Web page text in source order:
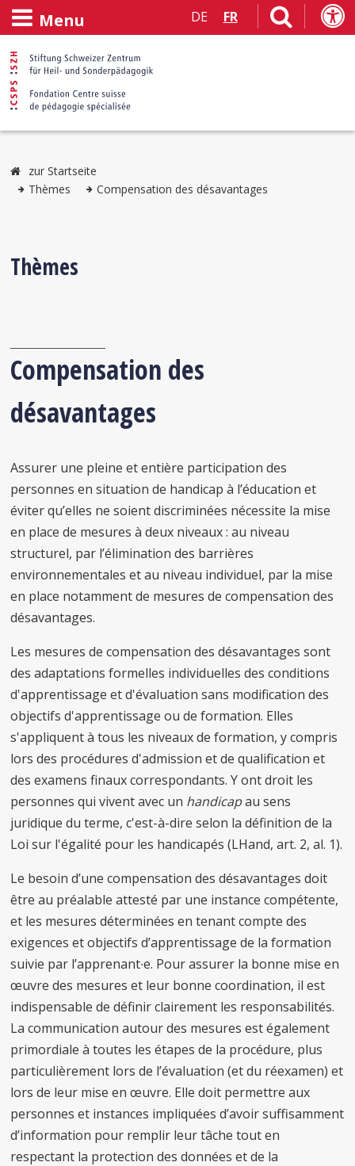
Menu DE FR
zur Startseite
Thèmes
Compensation des désavantages
Thèmes
Compensation des
désavantages
Assurer une pleine et entière participation des
personnes en situation de handicap à l’éducation et
éviter qu’elles ne soient discriminées nécessite la mise
en place de mesures à deux niveaux : au niveau
structurel, par l’élimination des barrières
environnementales et au niveau individuel, par la mise
en place notamment de mesures de compensation des
désavantages.
Les mesures de compensation des désavantages sont
des adaptations formelles individuelles des conditions
d'apprentissage et d'évaluation sans modification des
objectifs d'apprentissage ou de formation. Elles
s'appliquent à tous les niveaux de formation, y compris
lors des procédures d'admission et de qualification et
des examens finaux correspondants. Y ont droit les
personnes qui vivent avec un handicapau sens
juridique du terme, c'est-à-dire selon la définition de la
Loi sur l'égalité pour les handicapés (LHand, art. 2, al. 1).
Le besoin d’une compensation des désavantages doit
être au préalable attesté par une instance compétente,
et les mesures déterminées en tenant compte des
exigences et objectifs d’apprentissage de la formation
suivie par l’apprenant∙e. Pour assurer la bonne mise en
œuvre des mesures et leur bonne coordination, il est
indispensable de définir clairement les responsabilités.
La communication autour des mesures est également
primordiale à toutes les étapes de la procédure, plus
particulièrement lors de l’évaluation (et du réexamen) et
lors de leur mise en œuvre. Elle doit permettre aux
personnes et instances impliquées d’avoir suffisamment
d’information pour remplir leur tâche tout en
respectant la protection des données et de la